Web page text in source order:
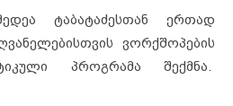
ტაბატაძესთან ერთად
ვორქშოპების
პროგრამა შექმნა.
საკითხი, რისი ცოდნაც ყველა